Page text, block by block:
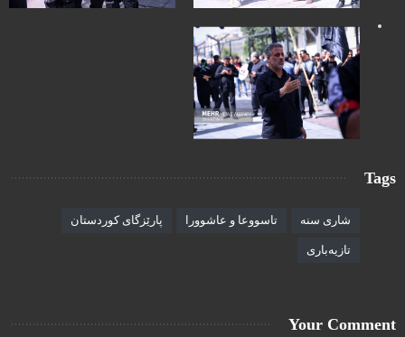
Tags
شاری سنە تاسووعا و عاشوورا پارێزگای کوردستان
تازیەباری
Your Comment